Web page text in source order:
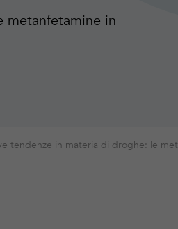
metanfetamine in
tendenze in materia di droghe: le